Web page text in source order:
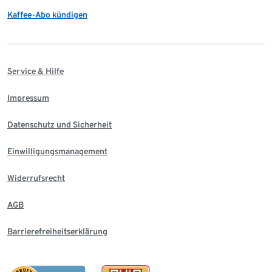
Kaffee-Abo kündigen
Service & Hilfe
Impressum
Datenschutz und Sicherheit
Einwilligungsmanagement
Widerrufsrecht
AGB
Barrierefreiheitserklärung